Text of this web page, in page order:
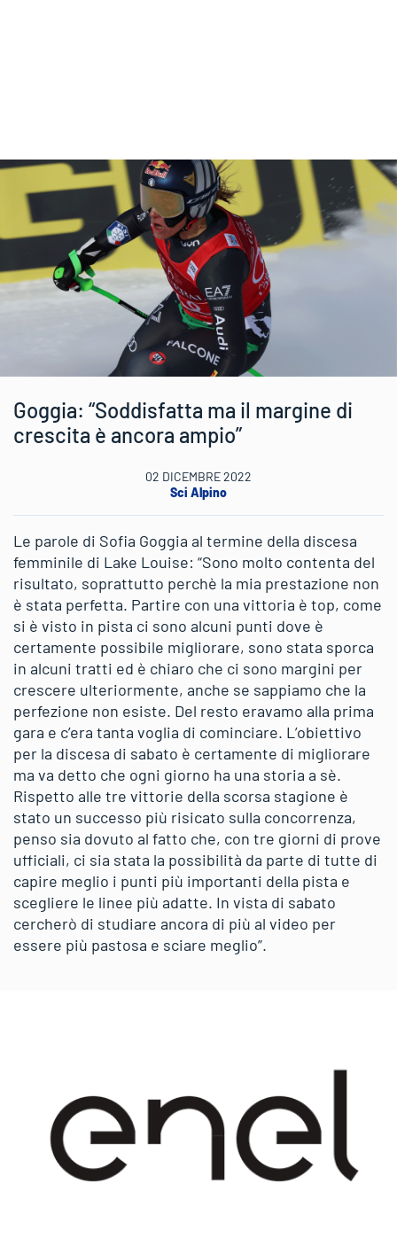
Goggia: “Soddisfatta ma il margine di
crescita è ancora ampio”
02 DICEMBRE 2022
Sci Alpino
Le parole di Sofia Goggia al termine della discesa
femminile di Lake Louise: “Sono molto contenta del
risultato, soprattutto perchè la mia prestazione non
è stata perfetta. Partire con una vittoria è top, come
si è visto in pista ci sono alcuni punti dove è
certamente possibile migliorare, sono stata sporca
in alcuni tratti ed è chiaro che ci sono margini per
crescere ulteriormente, anche se sappiamo che la
perfezione non esiste. Del resto eravamo alla prima
gara e c’era tanta voglia di cominciare. L’obiettivo
per la discesa di sabato è certamente di migliorare
ma va detto che ogni giorno ha una storia a sè.
Rispetto alle tre vittorie della scorsa stagione è
stato un successo più risicato sulla concorrenza,
penso sia dovuto al fatto che, con tre giorni di prove
ufficiali, ci sia stata la possibilità da parte di tutte di
capire meglio i punti più importanti della pista e
scegliere le linee più adatte. In vista di sabato
cercherò di studiare ancora di più al video per
essere più pastosa e sciare meglio”.